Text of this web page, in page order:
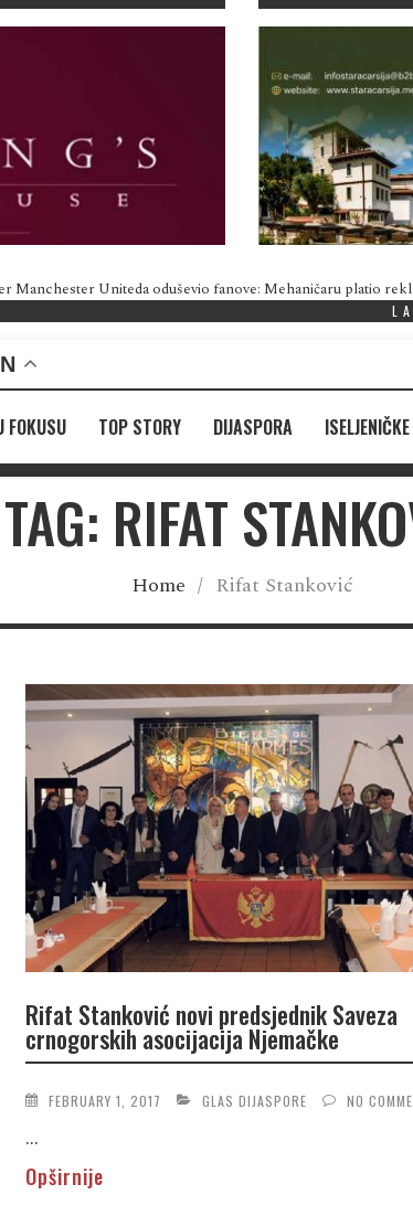
Manchester Uniteda oduševio fanove: Mehaničaru platio
FOKUSU TOP STORY DIJASPORA
TAG: RIFAT
Home / Rifat Stanković
Rifat Stanković novi predsjednik Saveza
crnogorskih asocijacija Njemačke
FEBRUARY 1, 2017 GLAS DIJASPORE NO
...
Opširnije